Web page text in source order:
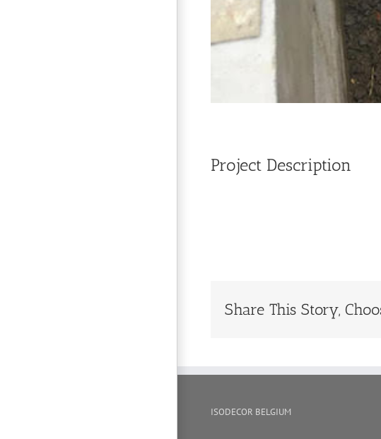
Project Description
Share This Story,
ISODECOR BELGIUM